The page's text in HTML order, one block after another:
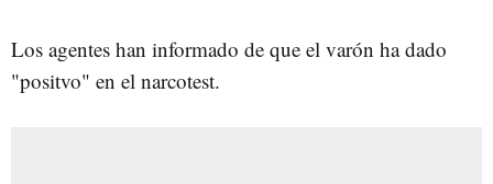
Los agentes han informado de que el varón ha dado
"positvo" en el narcotest.